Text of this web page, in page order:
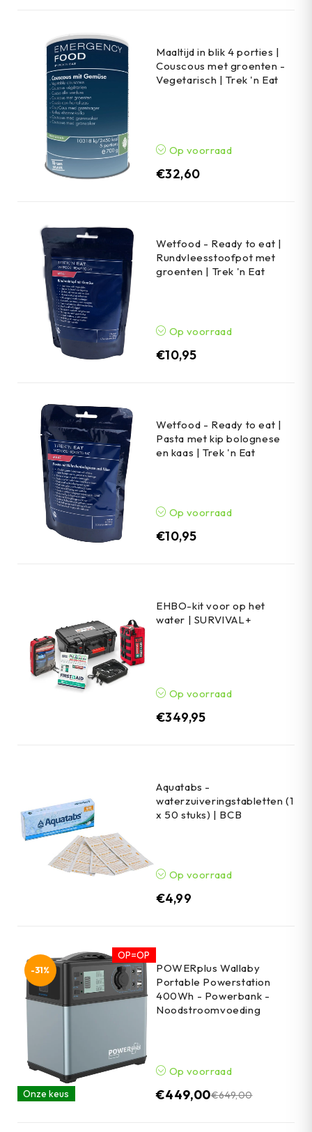
Maaltijd in blik 4 porties |
Couscous met groenten -
Vegetarisch | Trek 'n Eat
Op voorraad
€32,60
Wetfood - Ready to eat |
Rundvleesstoofpot met
groenten | Trek 'n Eat
Op voorraad
€10,95
Wetfood - Ready to eat |
Pasta met kip bolognese
en kaas | Trek 'n Eat
Op voorraad
€10,95
EHBO-kit voor op het
water | SURVIVAL+
Op voorraad
€349,95
Aquatabs -
waterzuiveringstabletten (1
x 50 stuks) | BCB
Op voorraad
€4,99
OP=OP
Onze keus
-31%
POWERplus Wallaby
Portable Powerstation
400Wh - Powerbank -
Noodstroomvoeding
Op voorraad
€649,00
€449,00